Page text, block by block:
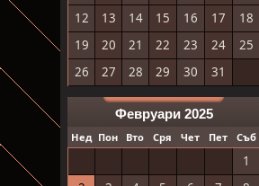
12
13 14 15 16 17
18
19
20 21 22 23 24
25
26
27 28 29 30 31
Февруари 2025
Нед Пон Вто Сря Чет Пет Съб
1